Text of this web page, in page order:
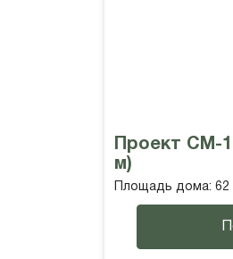
Проект СМ-
м)
Площадь дома: 62